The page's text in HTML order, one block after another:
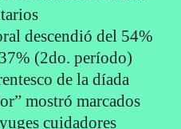
descendió del 54%
(2do. período)
de la díada
mostró marcados
cuidadores